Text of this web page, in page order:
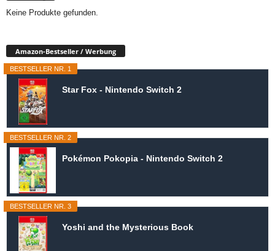
Keine Produkte gefunden.
Amazon-Bestseller / Werbung
BESTSELLER NR. 1
Star Fox - Nintendo Switch 2
BESTSELLER NR. 2
Pokémon Pokopia - Nintendo Switch 2
BESTSELLER NR. 3
Yoshi and the Mysterious Book